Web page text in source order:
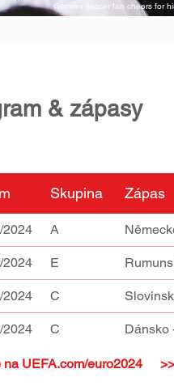
German soccer fan cheers for
& zápasy
Skupina Zápas
2024 A
2024 E
2024 C
2024 C Dánsko
na UEFA.com/euro2024